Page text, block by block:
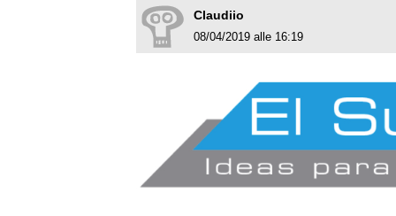
Claudiio
08/04/2019 alle 16:19